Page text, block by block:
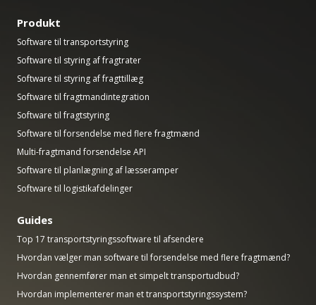
Produkt
Software til transportstyring
Software til styring af fragtrater
Software til styring af fragttillæg
Software til fragtmandintegration
Software til fragtstyring
Software til forsendelse med flere fragtmænd
Multi-fragtmand forsendelse API
Software til planlægning af læsseramper
Software til logistikafdelinger
Guides
Top 17 transportstyringssoftware til afsendere
Hvordan vælger man software til forsendelse med flere fragtmænd?
Hvordan gennemfører man et simpelt transportudbud?
Hvordan implementerer man et transportstyringssystem?